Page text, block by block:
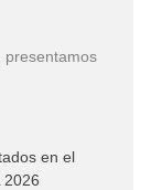
presentamos
en el
2026